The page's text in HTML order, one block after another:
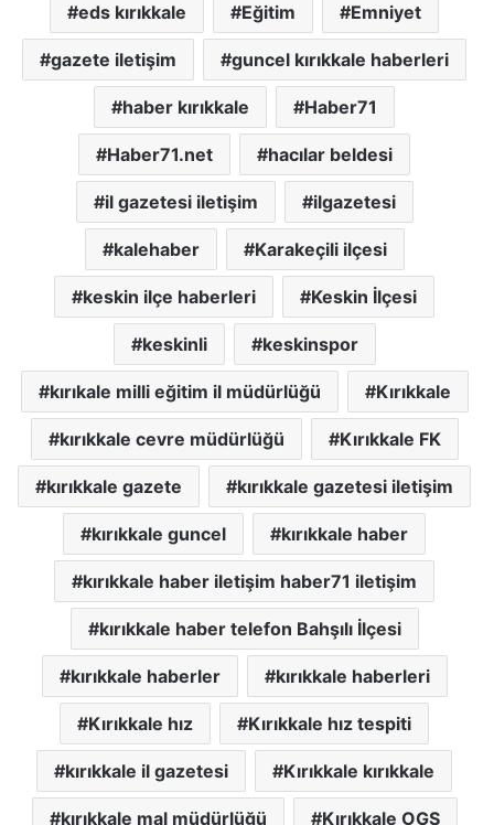
eds kırıkkale Eğitim Emniyet
gazete iletişim guncel kırıkkale haberleri
haber kırıkkale Haber71
Haber71.net hacılar beldesi
il gazetesi iletişim ilgazetesi
kalehaber Karakeçili ilçesi
keskin ilçe haberleri Keskin İlçesi
keskinli keskinspor
kırıkale milli eğitim il müdürlüğü Kırıkkale
kırıkkale cevre müdürlüğü Kırıkkale FK
kırıkkale gazete kırıkkale gazetesi iletişim
kırıkkale guncel kırıkkale haber
kırıkkale haber iletişim haber71 iletişim
kırıkkale haber telefon Bahşılı İlçesi
kırıkkale haberler kırıkkale haberleri
Kırıkkale hız Kırıkkale hız tespiti
kırıkkale il gazetesi Kırıkkale kırıkkale
kırıkkale mal müdürlüğü Kırıkkale OGS